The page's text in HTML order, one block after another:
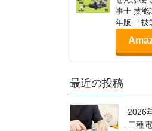
事士 技能
年版 「技
最近の投稿
2026
二種